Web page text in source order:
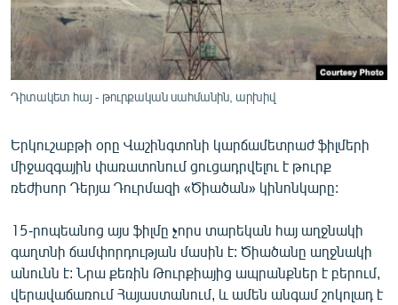
ՄԵԿՆԱԲԱՆՈՒԹՅՈՒՆ
ՏՏ ԵՒ ԻՆՏԵՐՆԵՏ
ՏԵՍԱՆՅՈՒԹԵՐ
ԲԱՆԱՎԵՃ
ՓՈԴՔԱՍԹ
Հայերեն
Դիտակետ հայ - թուրքական սահմանին, արխիվ
Երկուշաբթի օրը Վաշինգտոնի կարճամետրաժ ֆիլմերի
միջազգային փառատոնում ցուցադրվելու է թուրք
ռեժիսոր Դերյա Դուրմազի «Ծիածան» կինոնկարը:
15-րոպեանոց այս ֆիլմը չորս տարեկան հայ աղջնակի
գաղտնի ճամփորդության մասին է: Ծիածանը աղջնակի
անունն է: Նրա քեռին Թուրքիայից ապրանքներ է բերում,
վերավաճառում Հայաստանում, և ամեն անգամ շոկոլադ է